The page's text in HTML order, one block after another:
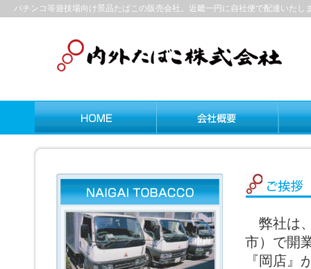
パチンコ等遊技場向け景品たばこの販売会社。近畿一円に自社便で配達いたし
弊社は
市）で開
『岡店』